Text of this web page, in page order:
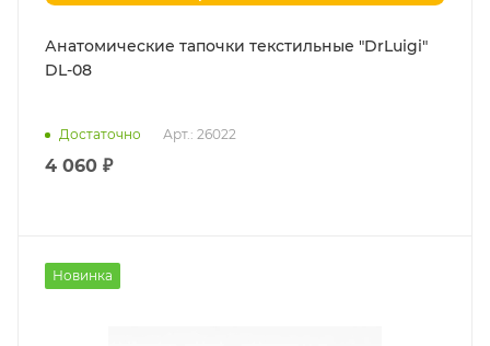
Анатомические тапочки текстильные "DrLuigi"
DL-08
Достаточно Арт.: 26022
4 060 ₽
Новинка